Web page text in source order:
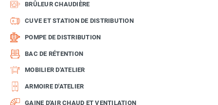
BRÛLEUR CHAUDIÈRE
CUVE ET STATION DE DISTRIBUTION
POMPE DE DISTRIBUTION
BAC DE RÉTENTION
MOBILIER D'ATELIER
ARMOIRE D'ATELIER
GAINE D'AIR CHAUD ET VENTILATION